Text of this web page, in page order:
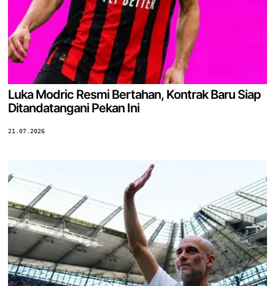
Luka Modric Resmi Bertahan, Kontrak Baru Siap
Ditandatangani Pekan Ini
21.07.2026